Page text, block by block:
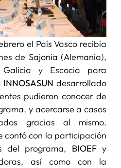
el País Vasco recibía
de Sajonia (Alemania),
Galicia y Escocia para
INNOSASUN desarrollado
pudieron conocer de
y acercarse a casos
gracias al mismo.
contó con la participación
del programa, BIOEFy
así como con la